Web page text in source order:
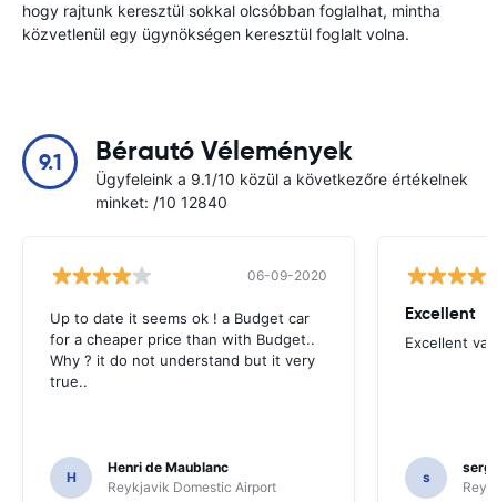
hogy rajtunk keresztül sokkal olcsóbban foglalhat, mintha
közvetlenül egy ügynökségen keresztül foglalt volna.
9.1 Bérautó Vélemények
Ügyfeleink a 9.1/10 közül a következőre értékelnek
minket: /10 12840
06-09-2020
Up to date it seems ok ! a Budget car
for a cheaper price than with Budget..
Why ? it do not understand but it very
true..
H
Henri de Maublanc
Reykjavik Domestic Airport
Excellent
Excellent
s